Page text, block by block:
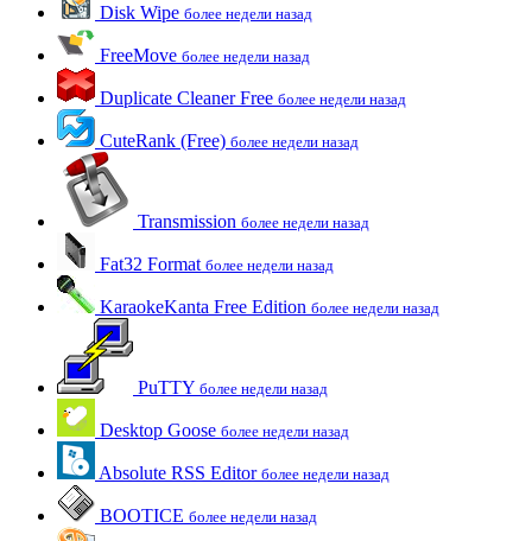
Disk Wipe более недели назад
FreeMove более недели назад
Duplicate Cleaner Free более недели назад
CuteRank (Free) более недели назад
Transmission более недели назад
Fat32 Format более недели назад
KaraokeKanta Free Edition более недели назад
PuTTY более недели назад
Desktop Goose более недели назад
Absolute RSS Editor более недели назад
BOOTICE более недели назад